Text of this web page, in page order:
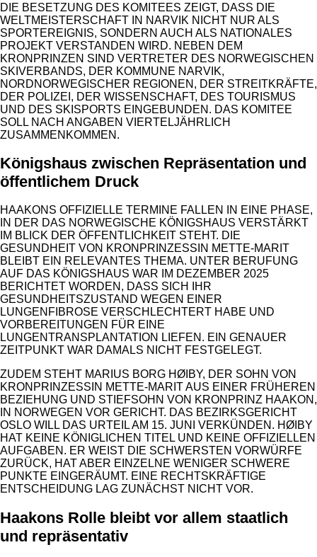
DIE BESETZUNG DES KOMITEES ZEIGT, DASS DIE
WELTMEISTERSCHAFT IN NARVIK NICHT NUR ALS
SPORTEREIGNIS, SONDERN AUCH ALS NATIONALES
PROJEKT VERSTANDEN WIRD. NEBEN DEM
KRONPRINZEN SIND VERTRETER DES NORWEGISCHEN
SKIVERBANDS, DER KOMMUNE NARVIK,
NORDNORWEGISCHER REGIONEN, DER STREITKRÄFTE,
DER POLIZEI, DER WISSENSCHAFT, DES TOURISMUS
UND DES SKISPORTS EINGEBUNDEN. DAS KOMITEE
SOLL NACH ANGABEN VIERTELJÄHRLICH
ZUSAMMENKOMMEN.
Königshaus zwischen Repräsentation und
öffentlichem Druck
HAAKONS OFFIZIELLE TERMINE FALLEN IN EINE PHASE,
IN DER DAS NORWEGISCHE KÖNIGSHAUS VERSTÄRKT
IM BLICK DER ÖFFENTLICHKEIT STEHT. DIE
GESUNDHEIT VON KRONPRINZESSIN METTE-MARIT
BLEIBT EIN RELEVANTES THEMA. UNTER BERUFUNG
AUF DAS KÖNIGSHAUS WAR IM DEZEMBER 2025
BERICHTET WORDEN, DASS SICH IHR
GESUNDHEITSZUSTAND WEGEN EINER
LUNGENFIBROSE VERSCHLECHTERT HABE UND
VORBEREITUNGEN FÜR EINE
LUNGENTRANSPLANTATION LIEFEN. EIN GENAUER
ZEITPUNKT WAR DAMALS NICHT FESTGELEGT.
ZUDEM STEHT MARIUS BORG HØIBY, DER SOHN VON
KRONPRINZESSIN METTE-MARIT AUS EINER FRÜHEREN
BEZIEHUNG UND STIEFSOHN VON KRONPRINZ HAAKON,
IN NORWEGEN VOR GERICHT. DAS BEZIRKSGERICHT
OSLO WILL DAS URTEIL AM 15. JUNI VERKÜNDEN. HØIBY
HAT KEINE KÖNIGLICHEN TITEL UND KEINE OFFIZIELLEN
AUFGABEN. ER WEIST DIE SCHWERSTEN VORWÜRFE
ZURÜCK, HAT ABER EINZELNE WENIGER SCHWERE
PUNKTE EINGERÄUMT. EINE RECHTSKRÄFTIGE
ENTSCHEIDUNG LAG ZUNÄCHST NICHT VOR.
Haakons Rolle bleibt vor allem staatlich
und repräsentativ